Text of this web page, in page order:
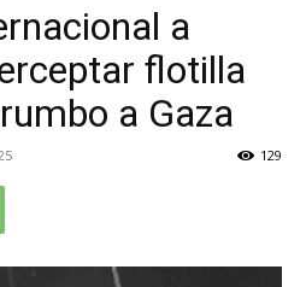
a
flotilla
a Gaza
129